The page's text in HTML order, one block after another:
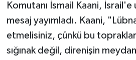
Komutanı İsmail Kaani,
mesaj yayımladı. Kaani,
etmelisiniz, çünkü bu
sığınak değil, direnişin